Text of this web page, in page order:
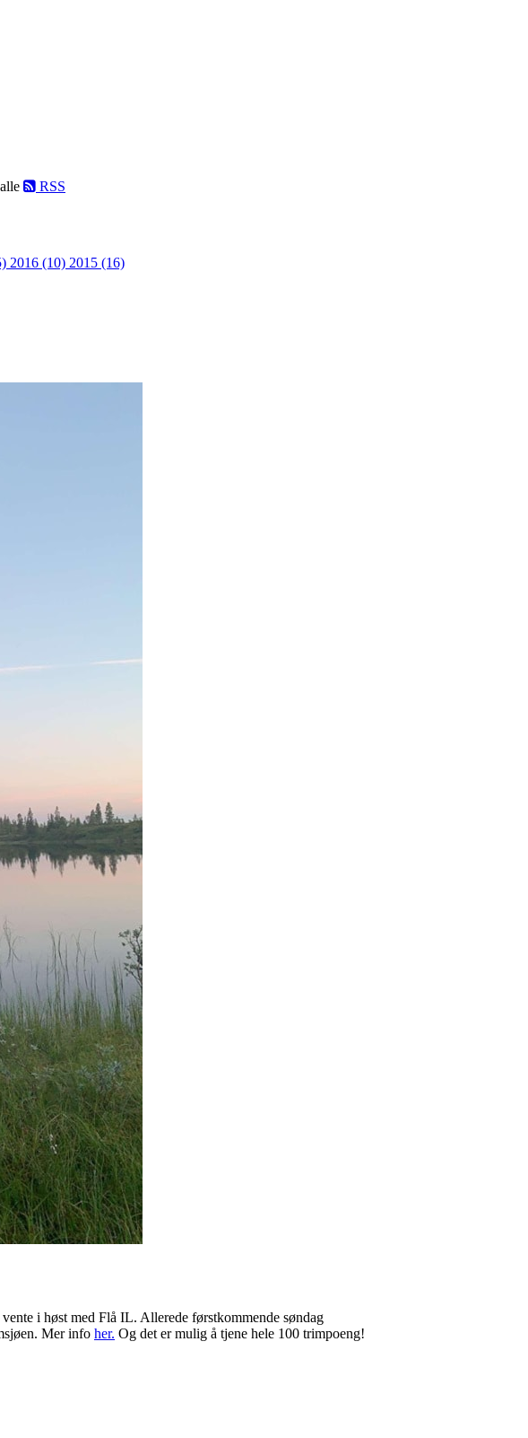
RSS
2016 (10) 2015 (16)
i høst med Flå IL. Allerede førstkommende søndag
Mer info her. Og det er mulig å tjene hele 100 trimpoeng!